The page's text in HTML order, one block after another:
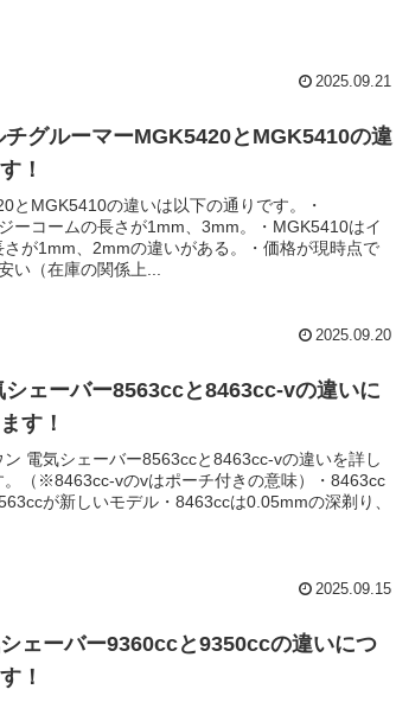
2025.09.21
チグルーマーMGK5420とMGK5410の違
！
とMGK5410の違いは以下の通りです。・
ーコームの長さが1mm、3mm。・MGK5410はイ
さが1mm、2mmの違いがある。・価格が現時点で
い（在庫の関係上...
2025.09.20
シェーバー8563ccと8463cc-vの違いに
す！
ン 電気シェーバー8563ccと8463cc-vの違いを詳し
。（※8463cc-vのvはポーチ付きの意味）・8463cc
が新しいモデル・8463ccは0.05mmの深剃り、
2025.09.15
ェーバー9360ccと9350ccの違いにつ
！